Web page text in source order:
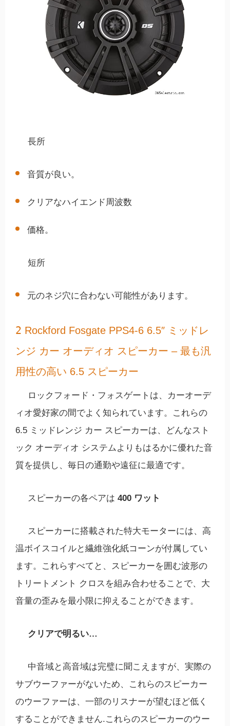
長所
音質が良い。
クリアなハイエンド周波数
価格。
短所
元のネジ穴に合わない可能性があります。
2 Rockford Fosgate PPS4-6 6.5″ ミッドレ
ンジ カー オーディオ スピーカー – 最も汎
用性の高い 6.5 スピーカー
ロックフォード・フォスゲートは、カーオーデ
ィオ愛好家の間でよく知られています。これらの
6.5 ミッドレンジ カー スピーカーは、どんなスト
ック オーディオ システムよりもはるかに優れた音
質を提供し、毎日の通勤や遠征に最適です。
スピーカーの各ペアは 400 ワット
スピーカーに搭載された特大モーターには、高
温ボイスコイルと繊維強化紙コーンが付属してい
ます。これらすべてと、スピーカーを囲む波形の
トリートメント クロスを組み合わせることで、大
音量の歪みを最小限に抑えることができます。
クリアで明るい…
中音域と高音域は完璧に聞こえますが、実際の
サブウーファーがないため、これらのスピーカー
のウーファーは、一部のリスナーが望むほど低く
することができません.これらのスピーカーのウー